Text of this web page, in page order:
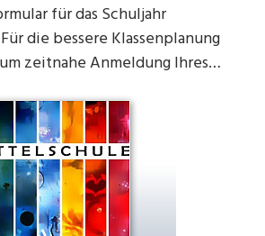
für das Schuljahr
die bessere Klassenplanung
zeitnahe Anmeldung Ihres…